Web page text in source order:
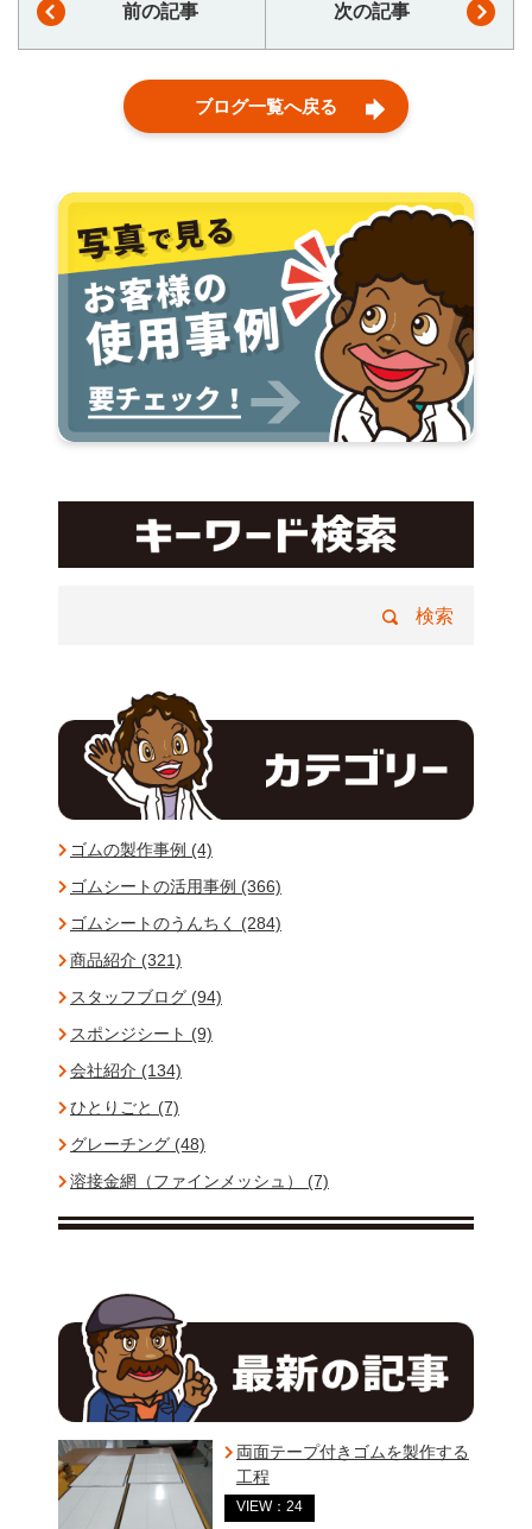
前の記事 次の記事
ブログ一覧へ戻る
ゴムの製作事例 (4)
ゴムシートの活用事例 (366)
ゴムシートのうんちく (284)
商品紹介 (321)
スタッフブログ (94)
スポンジシート (9)
会社紹介 (134)
ひとりごと (7)
グレーチング (48)
溶接金網（ファインメッシュ） (7)
両面テープ付きゴムを製作する
工程
VIEW：24